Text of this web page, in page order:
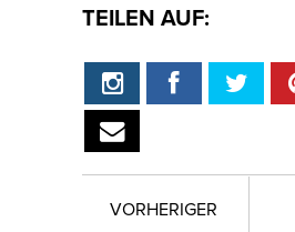
TEILEN AUF:
VORHERIGER